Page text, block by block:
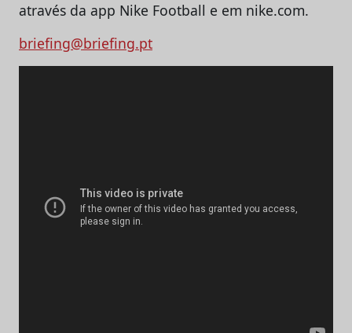
através da app Nike Football e em nike.com.
briefing@briefing.pt